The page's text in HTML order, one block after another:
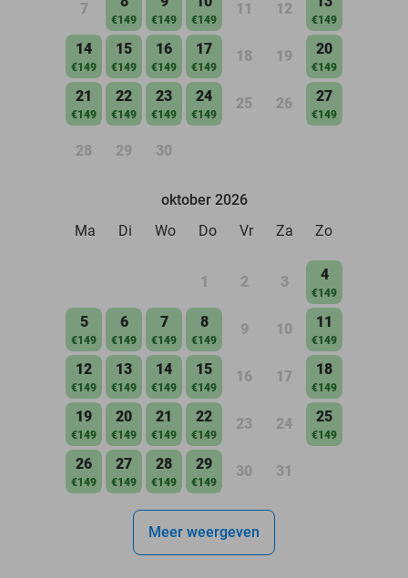
7
€149 €149 €149
11 12
€149
14
€149
15
€149
16
€149
17
€149
18 19 20
€149
21
€149
22
€149
23
€149
24
€149
25 26 27
€149
28 29 30
oktober 2026
Ma
Di Wo Do Vr Za Zo
1 2 3 4
€149
5
€149
6
€149
7
€149
8
€149
9 10 11
€149
12
€149
13
€149
14
€149
15
€149
16 17 18
€149
19
€149
20
€149
21
€149
22
€149
23 24 25
€149
26
€149
27
€149
28
€149
29
€149
30 31
Meer weergeven